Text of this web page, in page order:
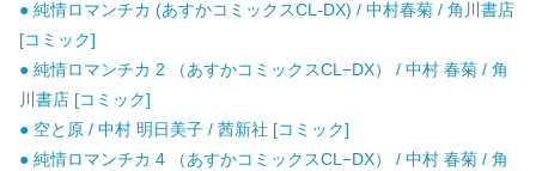
● 純情ロマンチカ (あすかコミックスCL-DX) / 中村春菊 / 角川書店
[コミック]
● 純情ロマンチカ 2 （あすかコミックスCL−DX） / 中村 春菊 / 角
川書店 [コミック]
● 空と原 / 中村 明日美子 / 茜新社 [コミック]
● 純情ロマンチカ 4 （あすかコミックスCL−DX） / 中村 春菊 / 角